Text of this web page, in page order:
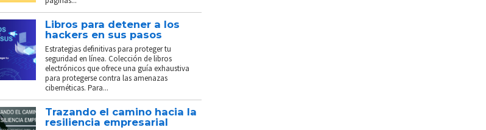
Libros para detener a los
hackers en sus pasos
Estrategias definitivas para proteger tu
seguridad en línea. Colección de libros
electrónicos que ofrece una guía exhaustiva
para protegerse contra las amenazas
cibernéticas. Para...
Trazando el camino hacia la
resiliencia empresarial